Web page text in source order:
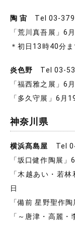
陶 宙 Tel 03-
「荒川真吾展」6
＊初日13時40分
炎色野 Tel 03-
「福西雅之展」6
「多久守展」6月
神奈川県
横浜髙島屋
Tel
「坂口健作陶展」
「木越あい・若
日
「備前 星野聖作
「～唐津・高麗